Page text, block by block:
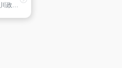
精准覆盖四川政商学界中高端人群，迅速成长为四川党政客户端和有影响力的区域外宣新平台。